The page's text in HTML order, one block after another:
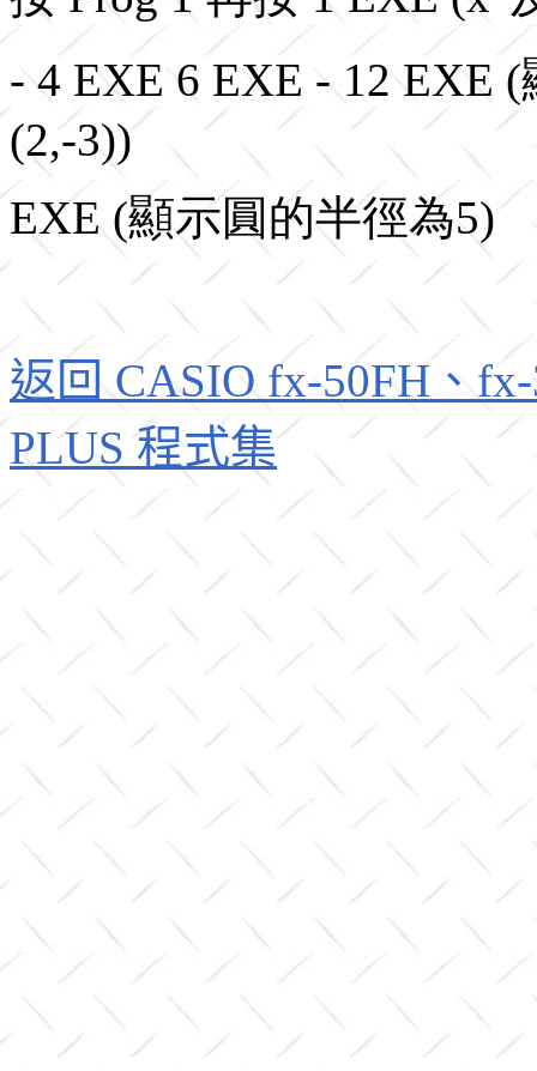
- 4 EXE 6 EXE - 12 EXE
(2,-3))
EXE (顯示圓的半徑為5)
返回 CASIO fx-50FH、
PLUS 程式集